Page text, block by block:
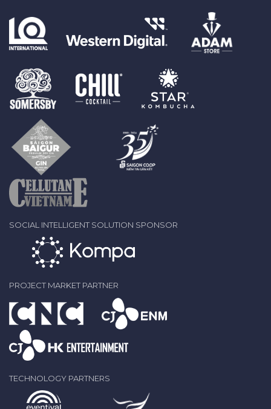
SOCIAL INTELLIGENT SOLUTION SPONSOR
PROJECT MARKET PARTNER
TECHNOLOGY PARTNERS